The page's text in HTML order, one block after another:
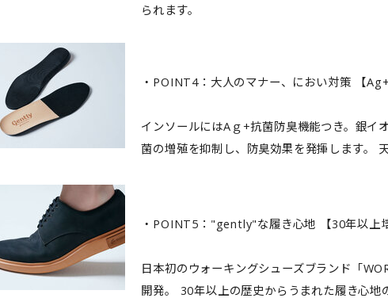
られます。
・POINT4：大人のマナー、におい対策 【
インソールにはAｇ+抗菌防臭機能つき。銀イ
菌の増殖を抑制し、防臭効果を発揮します。
・POINT5："gently"な履き心地 【30年以上
日本初のウォーキングシューズブランド「
開発。 30年以上の歴史からうまれた履き心